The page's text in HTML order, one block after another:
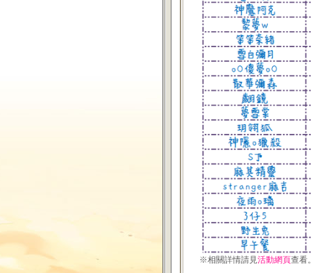
※相關詳情請見活動網頁查看